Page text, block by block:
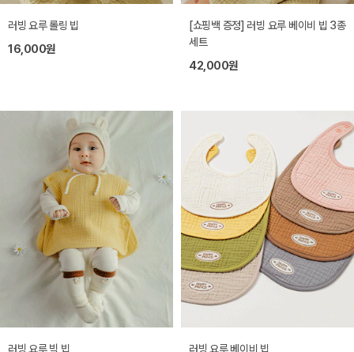
러빙 요루 롤링 빕
16,000원
[쇼핑백 증정] 러빙 요루 베이비 빕 3종
세트
42,000원
러빙 요루 빅 빕 러빙 요루 베이비 빕